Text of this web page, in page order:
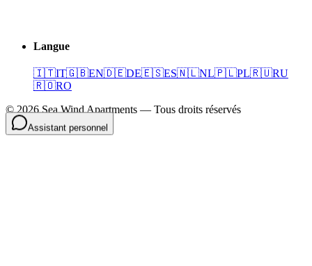
Langue
🇮🇹IT🇬🇧EN🇩🇪DE🇪🇸ES🇳🇱NL🇵🇱PL🇷🇺RU
🇷🇴RO
©2026 Sea Wind Apartments — Tous droits réservés
Assistant personnel